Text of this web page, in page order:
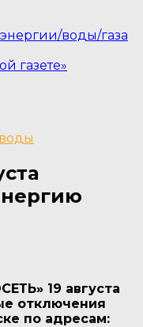
воды/газа
газете»
19 августа
отключения
по адресам: